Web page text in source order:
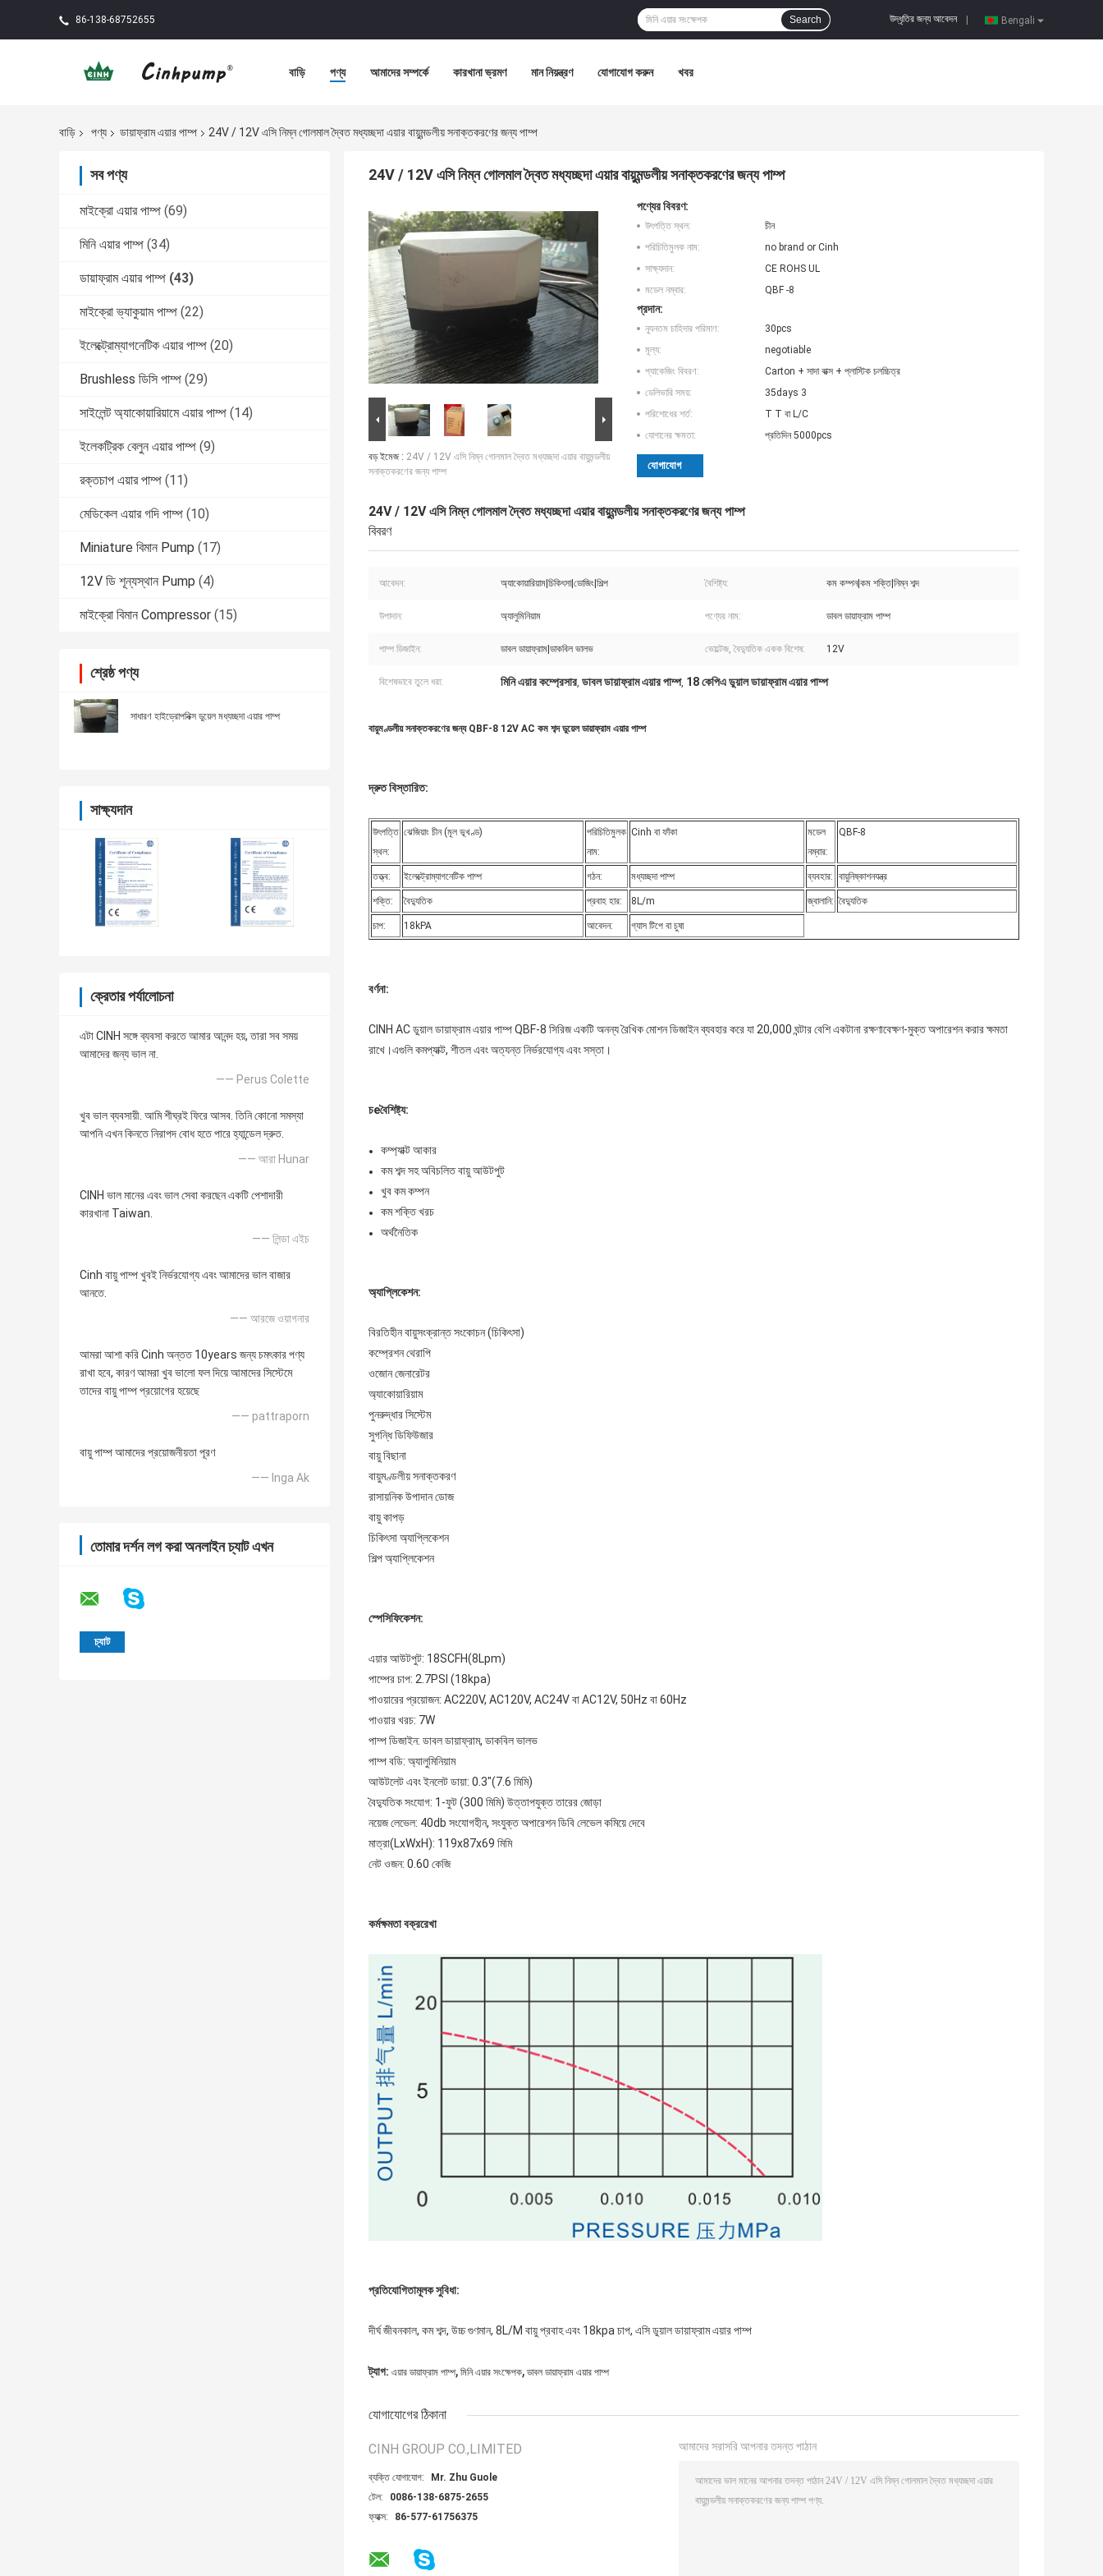
86-138-68752655 Bengali
উদ্ধৃতির জন্য আবেদন
Search
বাড়ি পণ্য আমাদের সম্পর্কে কারখানা ভ্রমণ মান নিয়ন্ত্রণ যোগাযোগ করুন খবর
বাড়ি পণ্য ডায়াফ্রাম এয়ার পাম্প 24V / 12V এসি নিম্ন গোলমাল দ্বৈত মধ্যচ্ছদা এয়ার বায়ুমন্ডলীয় সনাক্তকরণের জন্য পাম্প
সব পণ্য
মাইক্রো এয়ার পাম্প (69)
মিনি এয়ার পাম্প (34)
ডায়াফ্রাম এয়ার পাম্প (43)
মাইক্রো ভ্যাকুয়াম পাম্প (22)
ইলেক্ট্রোম্যাগনেটিক এয়ার পাম্প (20)
Brushless ডিসি পাম্প (29)
সাইলেন্ট অ্যাকোয়ারিয়ামে এয়ার পাম্প (14)
ইলেকট্রিক বেলুন এয়ার পাম্প (9)
রক্তচাপ এয়ার পাম্প (11)
মেডিকেল এয়ার গদি পাম্প (10)
Miniature বিমান Pump (17)
12V ডি শূন্যস্থান Pump (4)
মাইক্রো বিমান Compressor (15)
শ্রেষ্ঠ পণ্য
সাধারণ হাইড্রোপনিক্স ডুয়েল মধ্যচ্ছদা এয়ার পাম্প
সাক্ষ্যদান
ক্রেতার পর্যালোচনা
এটা CINH সঙ্গে ব্যবসা করতে আমার আনন্দ হয়, তারা সব সময়
আমাদের জন্য ভাল না.
—— Perus Colette
খুব ভাল ব্যবসায়ী. আমি শীঘ্রই ফিরে আসব. তিনি কোনো সমস্যা
আপনি এখন কিনতে নিরাপদ বোধ হতে পারে হ্যান্ডেল দ্রুত.
—— আরা Hunar
CINH ভাল মানের এবং ভাল সেবা করছেন একটি পেশাদারী
কারখানা Taiwan.
—— লিন্ডা এইচ
Cinh বায়ু পাম্প খুবই নির্ভরযোগ্য এবং আমাদের ভাল বাজার
আনতে.
—— আরজে ওয়াগনার
আমরা আশা করি Cinh অন্তত 10years জন্য চমৎকার পণ্য
রাখা হবে, কারণ আমরা খুব ভালো ফল দিয়ে আমাদের সিস্টেমে
তাদের বায়ু পাম্প প্রয়োগের হয়েছে
—— pattraporn
বায়ু পাম্প আমাদের প্রয়োজনীয়তা পূরণ
—— Inga Ak
তোমার দর্শন লগ করা অনলাইন চ্যাট এখন
24V / 12V এসি নিম্ন গোলমাল দ্বৈত মধ্যচ্ছদা এয়ার বায়ুমন্ডলীয় সনাক্তকরণের জন্য পাম্প
বড় ইমেজ : 24V / 12V এসি নিম্ন গোলমাল দ্বৈত মধ্যচ্ছদা এয়ার বায়ুমন্ডলীয়
সনাক্তকরণের জন্য পাম্প
পণ্যের বিবরণ:
উৎপত্তি স্থল:
চীন
পরিচিতিমুলক নাম:
no brand or Cinh
সাক্ষ্যদান:
CE ROHS UL
মডেল নম্বার:
QBF -8
প্রদান:
ন্যূনতম চাহিদার পরিমাণ:
30pcs
মূল্য:
negotiable
প্যাকেজিং বিবরণ:
Carton + সাদা বাক্স + প্লাস্টিক চলচ্চিত্র
ডেলিভারি সময়:
35days 3
পরিশোধের শর্ত:
T T বা L/C
যোগানের ক্ষমতা:
প্রতিদিন 5000pcs
যোগাযোগ
24V / 12V এসি নিম্ন গোলমাল দ্বৈত মধ্যচ্ছদা এয়ার বায়ুমন্ডলীয় সনাক্তকরণের জন্য পাম্প
বিবরণ
আবেদন: অ্যাকোয়ারিয়াম|চিকিৎসা|ডোজিং|শিল্প বৈশিষ্ট্য: কম কম্পন|কম শক্তি|নিম্ন শব্দ
উপাদান: অ্যালুমিনিয়াম পণ্যের নাম: ডাবল ডায়াফ্রাম পাম্প
পাম্প ডিজাইন: ডাবল ডায়াফ্রাম|ডাকবিল ভালভ ভোল্টেজ, বৈদ্যুতিক একক বিশেষ: 12V
বিশেষভাবে তুলে ধরা: মিনি এয়ার কম্প্রেসার, ডাবল ডায়াফ্রাম এয়ার পাম্প, 18 কেপিএ ডুয়াল ডায়াফ্রাম এয়ার পাম্প
বায়ুমণ্ডলীয় সনাক্তকরণের জন্য QBF-8 12V AC কম শব্দ ডুয়েল ডায়াফ্রাম এয়ার পাম্প
দ্রুত বিস্তারিত:
উৎপত্তি
স্থল:
ঝেজিয়াং চীন (মূল ভূখণ্ড)
পরিচিতিমুলক
নাম:
Cinh বা ফাঁকা
মডেল
নম্বার:
QBF-8
তত্ত্ব: ইলেক্ট্রোম্যাগনেটিক পাম্প গঠন: মধ্যচ্ছদা পাম্প ব্যবহার: বায়ুনিষ্কাশনযন্ত্র
শক্তি: বৈদ্যুতিক প্রবাহ হার: 8L/m জ্বালানি: বৈদ্যুতিক
চাপ: 18kPA আবেদন: গ্যাস টিপে বা চুষা
বর্ণনা:
CINH AC ডুয়াল ডায়াফ্রাম এয়ার পাম্প QBF-8 সিরিজ একটি অনন্য রৈখিক মোশন ডিজাইন ব্যবহার করে যা 20,000 ঘন্টার বেশি একটানা রক্ষণাবেক্ষণ-মুক্ত অপারেশন করার ক্ষমতা
রাখে।এগুলি কমপ্যাক্ট, শীতল এবং অত্যন্ত নির্ভরযোগ্য এবং সস্তা।
চeবৈশিষ্ট্য:
কম্প্যাক্ট আকার
কম শব্দ সহ অবিচলিত বায়ু আউটপুট
খুব কম কম্পন
কম শক্তি খরচ
অর্থনৈতিক
অ্যাপ্লিকেশন:
বিরতিহীন বায়ুসংক্রান্ত সংকোচন (চিকিৎসা)
কম্প্রেশন থেরাপি
ওজোন জেনারেটর
অ্যাকোয়ারিয়াম
পুনরুদ্ধার সিস্টেম
সুগন্ধি ডিফিউজার
বায়ু বিছানা
বায়ুমণ্ডলীয় সনাক্তকরণ
রাসায়নিক উপাদান ডোজ
বায়ু কাপড়
চিকিৎসা অ্যাপ্লিকেশন
শিল্প অ্যাপ্লিকেশন
স্পেসিফিকেশন:
এয়ার আউটপুট: 18SCFH(8Lpm)
পাম্পের চাপ: 2.7PSI (18kpa)
পাওয়ারের প্রয়োজন: AC220V, AC120V, AC24V বা AC12V, 50Hz বা 60Hz
পাওয়ার খরচ: 7W
পাম্প ডিজাইন: ডাবল ডায়াফ্রাম, ডাকবিল ভালভ
পাম্প বডি: অ্যালুমিনিয়াম
আউটলেট এবং ইনলেট ডায়া: 0.3"(7.6 মিমি)
বৈদ্যুতিক সংযোগ: 1-ফুট (300 মিমি) উত্তাপযুক্ত তারের জোড়া
নয়েজ লেভেল: 40db সংযোগহীন, সংযুক্ত অপারেশন ডিবি লেভেল কমিয়ে দেবে
মাত্রা(LxWxH): 119x87x69 মিমি
নেট ওজন: 0.60 কেজি
কর্মক্ষমতা বক্ররেখা
প্রতিযোগিতামূলক সুবিধা:
দীর্ঘ জীবনকাল, কম শব্দ, উচ্চ গুণমান, 8L/M বায়ু প্রবাহ এবং 18kpa চাপ, এসি ডুয়াল ডায়াফ্রাম এয়ার পাম্প
ট্যাগ: এয়ার ডায়াফ্রাম পাম্প, মিনি এয়ার সংক্ষেপক, ডাবল ডায়াফ্রাম এয়ার পাম্প
যোগাযোগের ঠিকানা
CINH GROUP CO.,LIMITED
ব্যক্তি যোগাযোগ:
Mr. Zhu Guole
টেল:
0086-138-6875-2655
ফ্যাক্স:
86-577-61756375
আমাদের সরাসরি আপনার তদন্ত পাঠান